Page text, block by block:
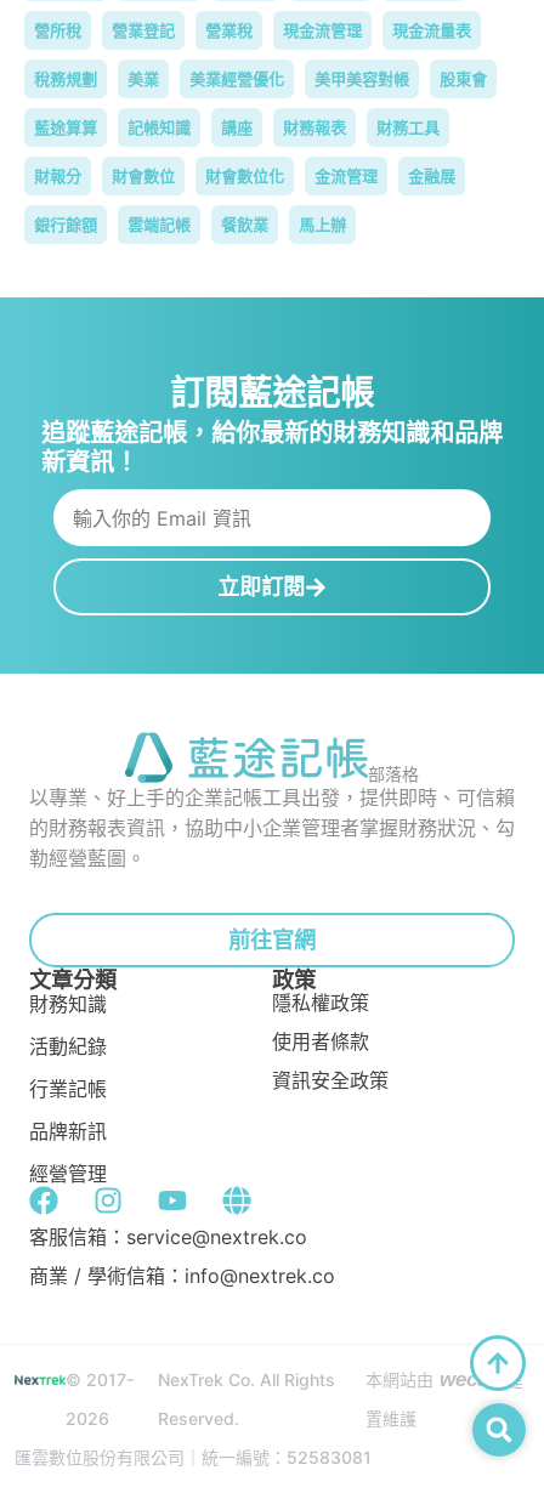
營所稅 營業登記 營業稅 現金流管理 現金流量表
稅務規劃 美業 美業經營優化 美甲美容對帳 股東會
藍途算算 記帳知識 講座 財務報表 財務工具
財報分 財會數位 財會數位化 金流管理 金融展
銀行餘額 雲端記帳 餐飲業 馬上辦
訂閱藍途記帳
追蹤藍途記帳，給你最新的財務知識和品牌
新資訊！
立即訂閱
部落格
以專業、好上手的企業記帳工具出發，提供即時、可信賴
的財務報表資訊，協助中小企業管理者掌握財務狀況、勾
勒經營藍圖。
前往官網
文章分類
財務知識
活動紀錄
行業記帳
品牌新訊
經營管理
政策
隱私權政策
使用者條款
資訊安全政策
客服信箱：service@nextrek.co
商業 / 學術信箱：info@nextrek.co
© 2017-
2026
NexTrek Co. All Rights
Reserved.
本網站由 wecan 建
置維護
匯雲數位股份有限公司｜統一編號：52583081